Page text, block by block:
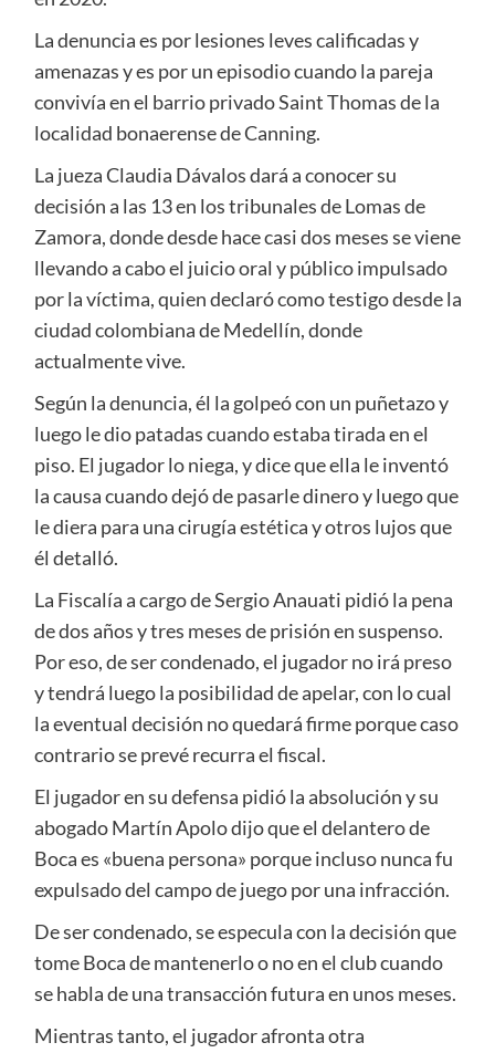
La denuncia es por lesiones leves calificadas y
amenazas y es por un episodio cuando la pareja
convivía en el barrio privado Saint Thomas de la
localidad bonaerense de Canning.
La jueza Claudia Dávalos dará a conocer su
decisión a las 13 en los tribunales de Lomas de
Zamora, donde desde hace casi dos meses se viene
llevando a cabo el juicio oral y público impulsado
por la víctima, quien declaró como testigo desde la
ciudad colombiana de Medellín, donde
actualmente vive.
Según la denuncia, él la golpeó con un puñetazo y
luego le dio patadas cuando estaba tirada en el
piso. El jugador lo niega, y dice que ella le inventó
la causa cuando dejó de pasarle dinero y luego que
le diera para una cirugía estética y otros lujos que
él detalló.
La Fiscalía a cargo de Sergio Anauati pidió la pena
de dos años y tres meses de prisión en suspenso.
Por eso, de ser condenado, el jugador no irá preso
y tendrá luego la posibilidad de apelar, con lo cual
la eventual decisión no quedará firme porque caso
contrario se prevé recurra el fiscal.
El jugador en su defensa pidió la absolución y su
abogado Martín Apolo dijo que el delantero de
Boca es «buena persona» porque incluso nunca fu
expulsado del campo de juego por una infracción.
De ser condenado, se especula con la decisión que
tome Boca de mantenerlo o no en el club cuando
se habla de una transacción futura en unos meses.
Mientras tanto, el jugador afronta otra